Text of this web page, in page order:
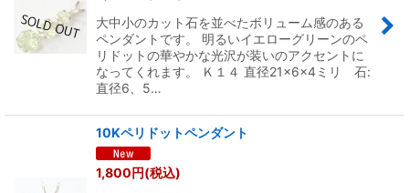
大中小のカット石を並べたボリューム感のある
ペンダントです。 明るいイエローグリーンのペ
リドットの華やかな光沢が装いのアクセントに
なってくれます。 Ｋ１４ 直径21×6×4ミリ 石:
直径6、5…
10Kペリドットペンダント
1,800円(税込)